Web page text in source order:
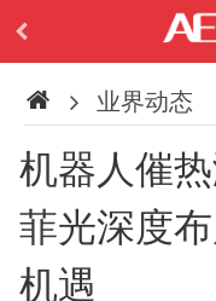
业界动态
机器人催
菲光深度
机遇